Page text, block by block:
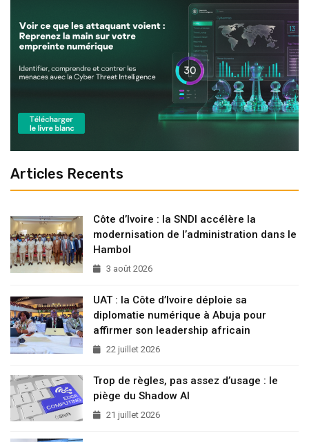
Articles Recents
Côte d’Ivoire : la SNDI accélère la
modernisation de l’administration dans le
Hambol
3 août 2026
UAT : la Côte d’Ivoire déploie sa
diplomatie numérique à Abuja pour
affirmer son leadership africain
22 juillet 2026
Trop de règles, pas assez d’usage : le
piège du Shadow AI
21 juillet 2026